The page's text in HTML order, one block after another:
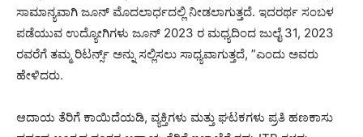
ಸಾಮಾನ್ಯವಾಗಿ ಜೂನ್ ಮೊದಲಾರ್ಧದಲ್ಲಿ ನೀಡಲಾಗುತ್ತದೆ. ಇದರರ್ಥ ಸಂಬಳ
ಪಡೆಯುವ ಉದ್ಯೋಗಿಗಳು ಜೂನ್ 2023 ರ ಮಧ್ಯದಿಂದ ಜುಲೈ 31, 2023
ರವರೆಗೆ ತಮ್ಮ ರಿಟರ್ನ್ಸ್ ಅನ್ನು ಸಲ್ಲಿಸಲು ಸಾಧ್ಯವಾಗುತ್ತದೆ, ”ಎಂದು ಅವರು
ಹೇಳಿದರು.
ಆದಾಯ ತೆರಿಗೆ ಕಾಯಿದೆಯಡಿ, ವ್ಯಕ್ತಿಗಳು ಮತ್ತು ಘಟಕಗಳು ಪ್ರತಿ ಹಣಕಾಸು